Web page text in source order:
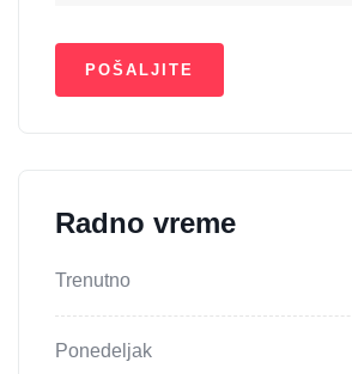
Radno vreme
Trenutno
Ponedeljak